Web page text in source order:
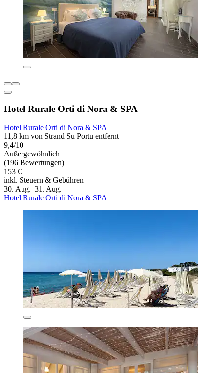
Hotel Rurale Orti di Nora & SPA
Hotel Rurale Orti di Nora & SPA
11,8 km von Strand Su Portu entfernt
9,4/10
Außergewöhnlich
(196 Bewertungen)
153 €
inkl. Steuern & Gebühren
30. Aug.–31. Aug.
Hotel Rurale Orti di Nora & SPA